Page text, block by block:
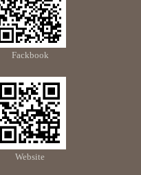
Fackbook
Website